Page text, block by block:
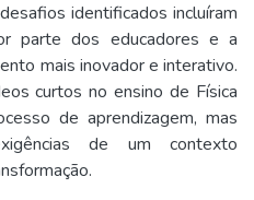
identificados incluíram
parte dos educadores e a
mais inovador e interativo.
curtos no ensino de Física
de aprendizagem, mas
de um contexto